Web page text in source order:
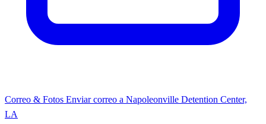
Correo & Fotos Enviar correo a Napoleonville Detention Center,
LA